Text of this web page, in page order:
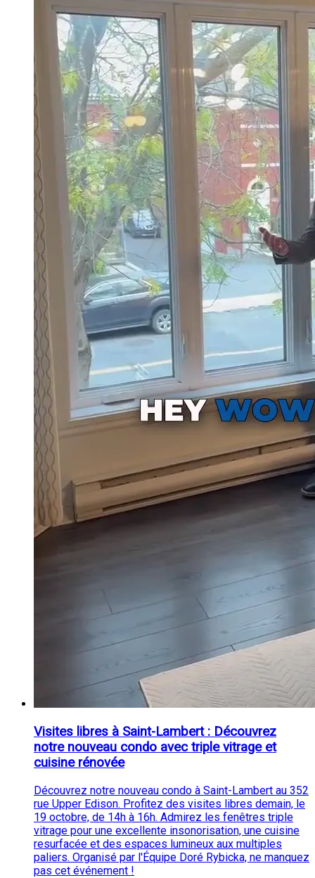
Visites libres à Saint-Lambert : Découvrez
notre nouveau condo avec triple vitrage et
cuisine rénovée
Découvrez notre nouveau condo à Saint-Lambert au 352
rue Upper Edison. Profitez des visites libres demain, le
19 octobre, de 14h à 16h. Admirez les fenêtres triple
vitrage pour une excellente insonorisation, une cuisine
resurfacée et des espaces lumineux aux multiples
paliers. Organisé par l'Équipe Doré Rybicka, ne manquez
pas cet événement !